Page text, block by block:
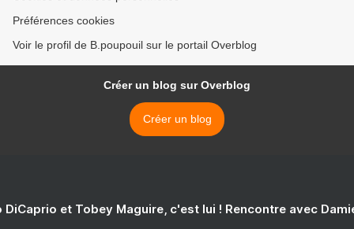
Préférences cookies
Voir le profil de B.poupouil sur le portail Overblog
Créer un blog sur Overblog
Créer un blog
DiCaprio et Tobey Maguire, c'est lui ! Rencontre avec